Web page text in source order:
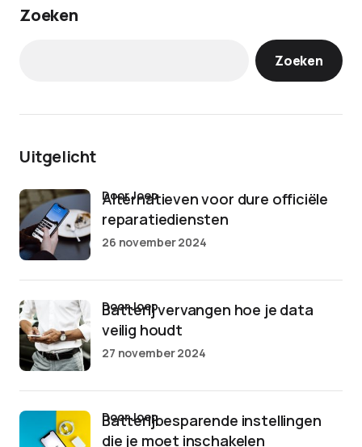
Zoeken
Zoeken
Uitgelicht
Alternatieven voor dure officiële
reparatiediensten
door Joep
26 november 2024
Batterij vervangen hoe je data
veilig houdt
door Joep
27 november 2024
Batterijbesparende instellingen
die je moet inschakelen
door Joep